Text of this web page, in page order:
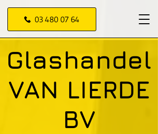
03 480 07 64
Glashandel
VAN LIERDE
BV